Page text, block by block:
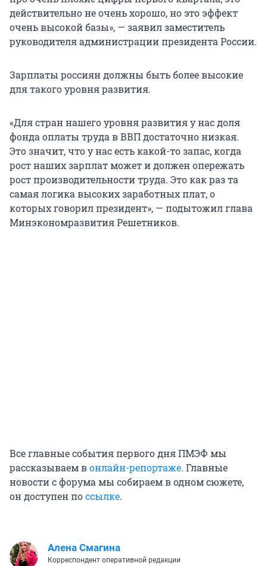
действительно не очень хорошо, но это эффект
очень высокой базы», — заявил заместитель
руководителя администрации президента России.
Зарплаты россиян должны быть более высокие
для такого уровня развития.
«Для стран нашего уровня развития у нас доля
фонда оплаты труда в ВВП достаточно низкая.
Это значит, что у нас есть какой-то запас, когда
рост наших зарплат может и должен опережать
рост производительности труда. Это как раз та
самая логика высоких заработных плат, о
которых говорил президент», — подытожил глава
Минэкономразвития Решетников.
Все главные события первого дня ПМЭФ мы
рассказываем вонлайн-репортаже. Главные
новости с форума мы собираем в одном сюжете,
он доступен поссылке.
Алена Смагина
Корреспондент оперативной редакции